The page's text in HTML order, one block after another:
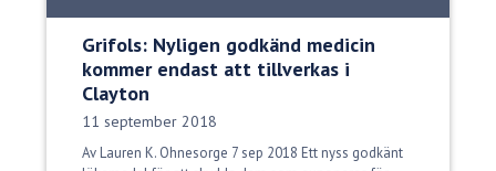
Grifols: Nyligen godkänd medicin
kommer endast att tillverkas i
Clayton
Publiceringsdatum:
11 september 2018
Av Lauren K. Ohnesorge 7 sep 2018 Ett nyss godkänt